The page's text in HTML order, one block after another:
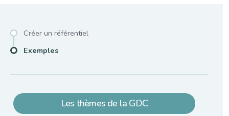
Sub main menu
Créer un référentiel
Exemples
Les thèmes de la GDC